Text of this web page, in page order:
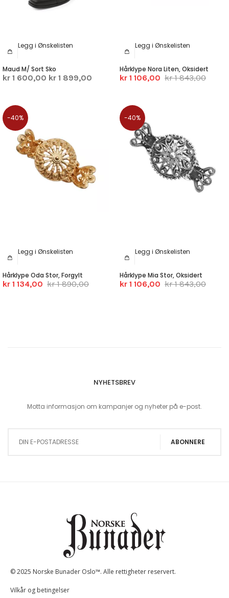
Legg i Ønskelisten
Maud M/ Sort Sko
kr 1 600,00 kr 1 899,00
Legg i Ønskelisten
Hårklype Nora Liten, Oksidert
kr 1 106,00 kr 1 843,00
-40%
Legg i Ønskelisten
Hårklype Oda Stor, Forgylt
kr 1 134,00 kr 1 890,00
-40%
Legg i Ønskelisten
Hårklype Mia Stor, Oksidert
kr 1 106,00 kr 1 843,00
NYHETSBREV
Motta informasjon om kampanjer og nyheter på e-post.
ABONNERE
© 2025 Norske Bunader Oslo™. Alle rettigheter reservert.
Vilkår og betingelser